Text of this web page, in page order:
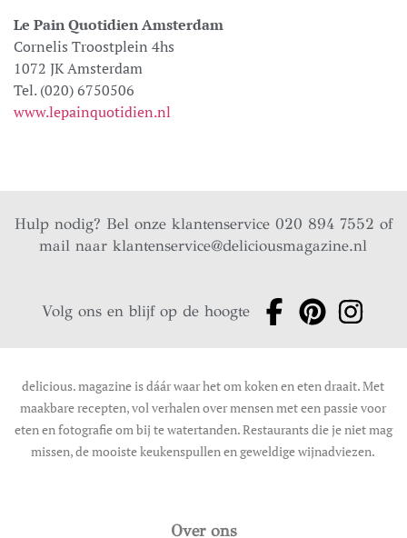
Le Pain Quotidien Amsterdam
Cornelis Troostplein 4hs
1072 JK Amsterdam
Tel. (020) 6750506
www.lepainquotidien.nl
Hulp nodig? Bel onze klantenservice 020 894 7552 of
mail naarklantenservice@deliciousmagazine.nl
Volg ons en blijf op de hoogte
delicious. magazine is dáár waar het om koken en eten draait. Met
maakbare recepten, vol verhalen over mensen met een passie voor
eten en fotografie om bij te watertanden. Restaurants die je niet mag
missen, de mooiste keukenspullen en geweldige wijnadviezen.
Over ons